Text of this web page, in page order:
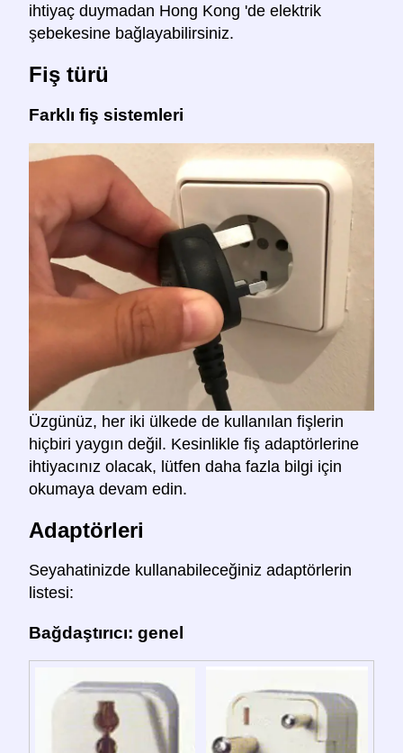
ihtiyaç duymadan Hong Kong 'de elektrik
şebekesine bağlayabilirsiniz.
Fiş türü
Farklı fiş sistemleri
Üzgünüz, her iki ülkede de kullanılan fişlerin
hiçbiri yaygın değil. Kesinlikle fiş adaptörlerine
ihtiyacınız olacak, lütfen daha fazla bilgi için
okumaya devam edin.
Adaptörleri
Seyahatinizde kullanabileceğiniz adaptörlerin
listesi:
Bağdaştırıcı: genel